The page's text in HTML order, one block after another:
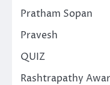
Pratham Sopan
Pravesh
QUIZ
Rashtrapathy